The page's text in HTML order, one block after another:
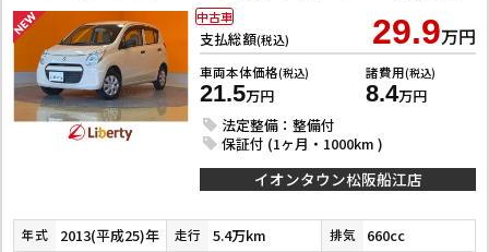
支払総額(税込) 29.9万円
車両本体価格(税込)
21.5万円
諸費用(税込)
8.4万円
法定整備：整備付
保証付 (1ヶ月・1000km )
中古車
イオンタウン松阪船江店
年式 2013(平成25)年 走行 5.4万km 排気 660cc